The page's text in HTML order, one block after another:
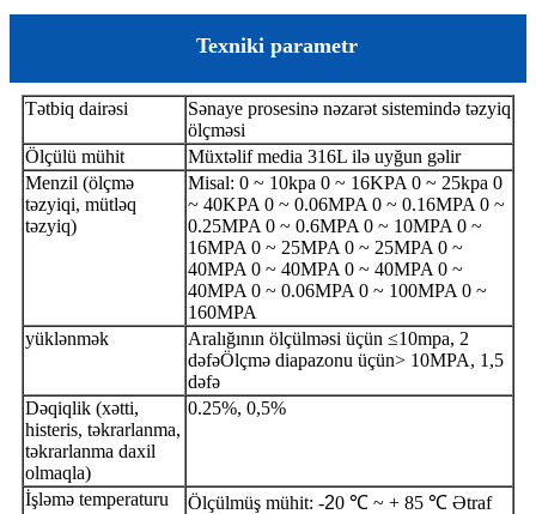
Texniki parametr
Tətbiq dairəsi
Sənaye prosesinə nəzarət sistemində təzyiq
ölçməsi
Ölçülü mühit
Müxtəlif media 316L ilə uyğun gəlir
Menzil (ölçmə
təzyiqi, mütləq
təzyiq)
Misal: 0 ~ 10kpa 0 ~ 16KPA 0 ~ 25kpa 0
~ 40KPA 0 ~ 0.06MPA 0 ~ 0.16MPA 0 ~
0.25MPA 0 ~ 0.6MPA 0 ~ 10MPA 0 ~
16MPA 0 ~ 25MPA 0 ~ 25MPA 0 ~
40MPA 0 ~ 40MPA 0 ~ 40MPA 0 ~
40MPA 0 ~ 0.06MPA 0 ~ 100MPA 0 ~
160MPA
yüklənmək
Aralığının ölçülməsi üçün ≤10mpa, 2
dəfəÖlçmə diapazonu üçün> 10MPA, 1,5
dəfə
Dəqiqlik (xətti,
histeris, təkrarlanma,
təkrarlanma daxil
olmaqla)
0.25%, 0,5%
İşləmə temperaturu Ölçülmüş mühit: -20 ℃ ~ + 85 ℃ Ətraf